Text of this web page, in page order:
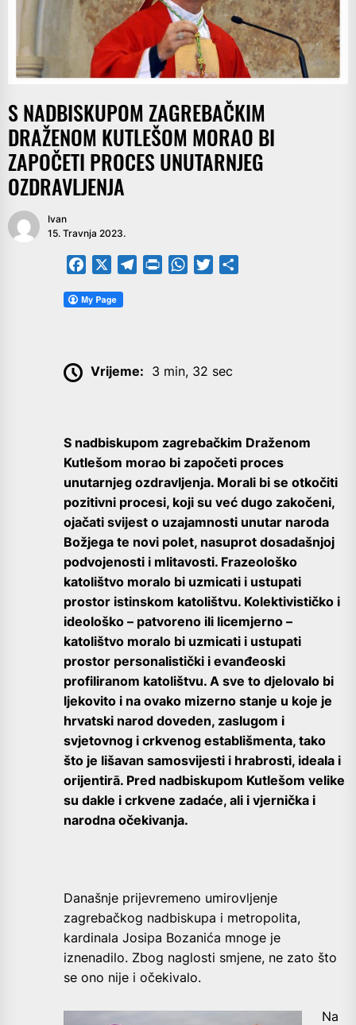
S NADBISKUPOM ZAGREBAČKIM
DRAŽENOM KUTLEŠOM MORAO BI
ZAPOČETI PROCES UNUTARNJEG
OZDRAVLJENJA
Ivan
15. Travnja 2023.
Facebook TelegramPrintFriendly
WhatsApp
Twitter
Vrijeme: 3 min, 32 sec
S nadbiskupom zagrebačkim Draženom
Kutlešom morao bi započeti proces
unutarnjeg ozdravljenja. Morali bi se otkočiti
pozitivni procesi, koji su već dugo zakočeni,
ojačati svijest o uzajamnosti unutar naroda
Božjega te novi polet, nasuprot dosadašnjoj
podvojenosti i mlitavosti. Frazeološko
katolištvo moralo bi uzmicati i ustupati
prostor istinskom katolištvu. Kolektivističko i
ideološko – patvoreno ili licemjerno –
katolištvo moralo bi uzmicati i ustupati
prostor personalistički i evanđeoski
profiliranom katolištvu. A sve to djelovalo bi
ljekovito i na ovako mizerno stanje u koje je
hrvatski narod doveden, zaslugom i
svjetovnog i crkvenog establišmenta, tako
što je lišavan samosvijesti i hrabrosti, ideala i
orijentirā. Pred nadbiskupom Kutlešom velike
su dakle i crkvene zadaće, ali i vjernička i
narodna očekivanja.
Današnje prijevremeno umirovljenje
zagrebačkog nadbiskupa i metropolita,
kardinala Josipa Bozanića mnoge je
iznenadilo. Zbog naglosti smjene, ne zato što
se ono nije i očekivalo.
Na